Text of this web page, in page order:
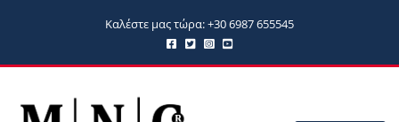
Καλέστε μας τώρα: +30 6987 655545